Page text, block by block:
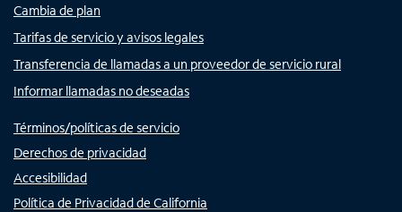
Cambia de plan
Tarifas de servicio y avisos legales
Transferencia de llamadas a un proveedor de servicio rural
Informar llamadas no deseadas
Términos/políticas de servicio
Derechos de privacidad
Accesibilidad
Política de Privacidad de California